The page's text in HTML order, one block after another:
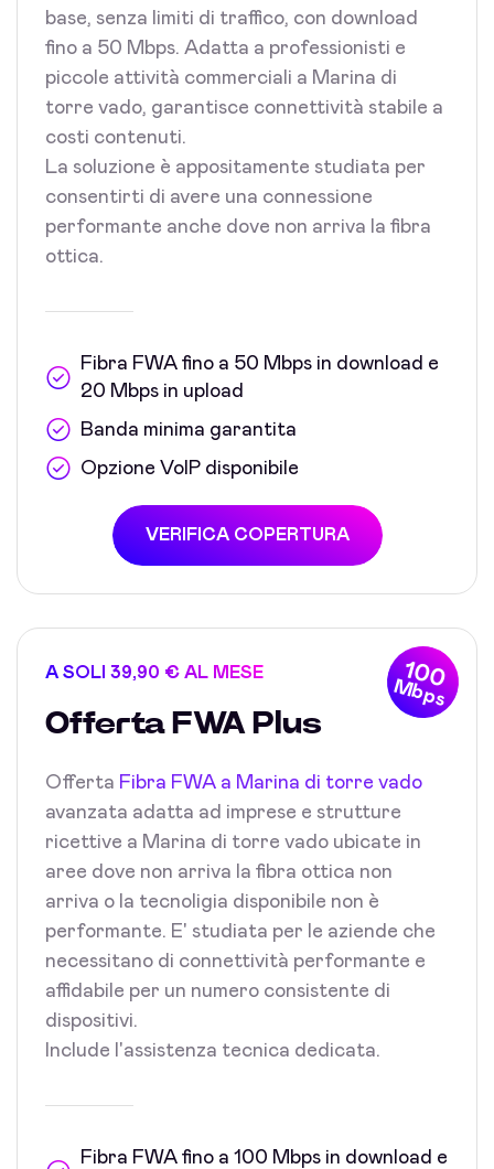
base, senza limiti di traffico, con download
fino a 50 Mbps. Adatta a professionisti e
piccole attività commerciali a Marina di
torre vado, garantisce connettività stabile a
costi contenuti.
La soluzione è appositamente studiata per
consentirti di avere una connessione
performante anche dove non arriva la fibra
ottica.
Fibra FWA fino a 50 Mbps in download e
20 Mbps in upload
Banda minima garantita
Opzione VoIP disponibile
VERIFICA COPERTURA
100
Mbps
A SOLI 39,90 € AL MESE
Offerta FWA Plus
Offerta Fibra FWA a Marina di torre vado
avanzata adatta ad imprese e strutture
ricettive a Marina di torre vado ubicate in
aree dove non arriva la fibra ottica non
arriva o la tecnoligia disponibile non è
performante. E' studiata per le aziende che
necessitano di connettività performante e
affidabile per un numero consistente di
dispositivi.
Include l'assistenza tecnica dedicata.
Fibra FWA fino a 100 Mbps in download e